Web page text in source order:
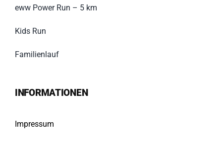
eww Power Run – 5 km
Kids Run
Familienlauf
INFORMATIONEN
Impressum